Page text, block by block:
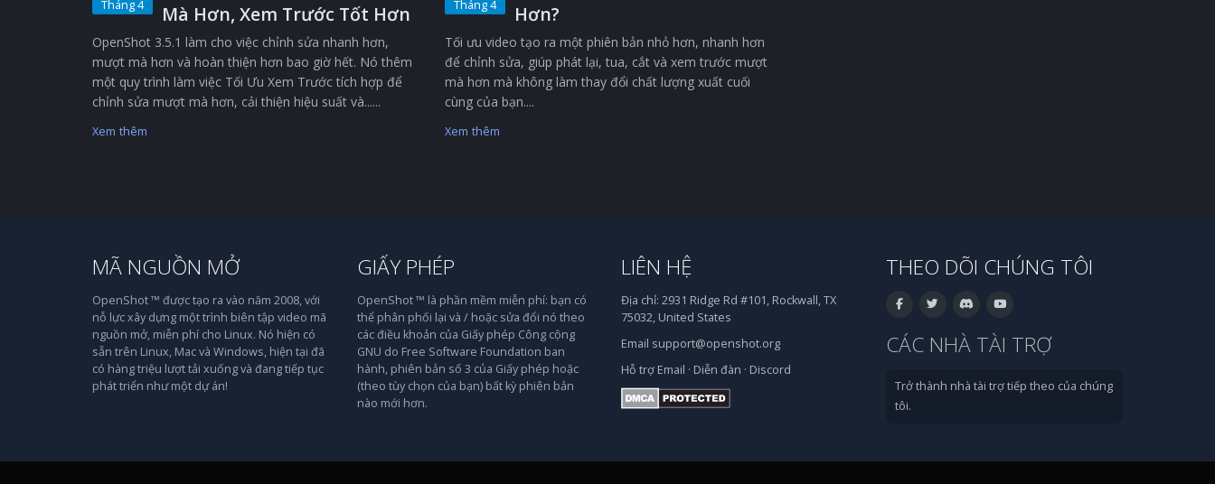
Tháng 4
Mà Hơn, Xem Trước Tốt Hơn
OpenShot 3.5.1 làm cho việc chỉnh sửa nhanh hơn,
mượt mà hơn và hoàn thiện hơn bao giờ hết. Nó thêm
một quy trình làm việc Tối Ưu Xem Trước tích hợp để
chỉnh sửa mượt mà hơn, cải thiện hiệu suất và......
Xem thêm
Tháng 4
Hơn?
Tối ưu video tạo ra một phiên bản nhỏ hơn, nhanh hơn
để chỉnh sửa, giúp phát lại, tua, cắt và xem trước mượt
mà hơn mà không làm thay đổi chất lượng xuất cuối
cùng của bạn....
Xem thêm
MÃ NGUỒN MỞ
OpenShot ™ được tạo ra vào năm 2008, với
nỗ lực xây dựng một trình biên tập video mã
nguồn mở, miễn phí cho Linux. Nó hiện có
sẵn trên Linux, Mac và Windows, hiện tại đã
có hàng triệu lượt tải xuống và đang tiếp tục
phát triển như một dự án!
GIẤY PHÉP
OpenShot ™ là phần mềm miễn phí: bạn có
thể phân phối lại và / hoặc sửa đổi nó theo
các điều khoản của Giấy phép Công cộng
GNU do Free Software Foundation ban
hành, phiên bản số 3 của Giấy phép hoặc
(theo tùy chọn của bạn) bất kỳ phiên bản
nào mới hơn.
LIÊN HỆ
Địa chỉ: 2931 Ridge Rd #101, Rockwall, TX
75032, United States
Email support@openshot.org
Hỗ trợ Email · Diễn đàn · Discord
THEO DÕI CHÚNG TÔI
CÁC NHÀ TÀI TRỢ
Trở thành nhà tài trợ tiếp theo của chúng
tôi.